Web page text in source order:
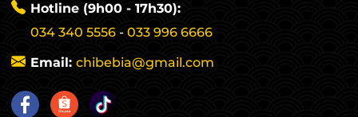
Hotline (9h00 - 17h30):
034 340 5556 - 033 996 6666
Email: chibebia@gmail.com